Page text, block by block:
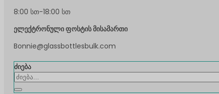
8:00 სთ-18:00 სთ
ელექტრონული ფოსტის მისამართი
Bonnie@glassbottlesbulk.com
ძიება